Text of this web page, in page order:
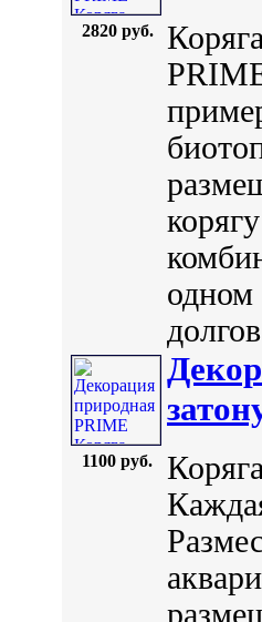
2820 руб.
одном
1100 руб.